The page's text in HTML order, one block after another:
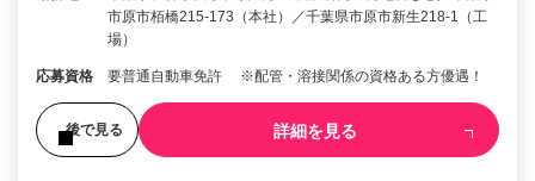
市原市栢橋215-173（本社）／千葉県市原市新生218-1（工
場）
応募資格 要普通自動車免許 ※配管・溶接関係の資格ある方優遇！
後で見る 詳細を見る